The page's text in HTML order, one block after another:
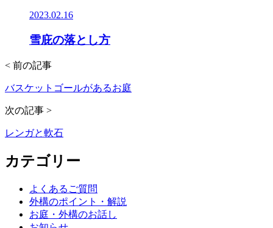
2023.02.16
雪庇の落とし方
< 前の記事
バスケットゴールがあるお庭
次の記事 >
レンガと軟石
カテゴリー
よくあるご質問
外構のポイント・解説
お庭・外構のお話し